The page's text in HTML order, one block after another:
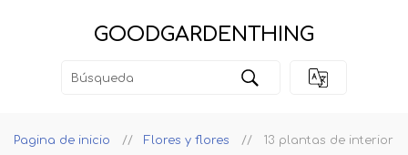
GOODGARDENTHING
Pagina de inicio Flores y flores 13 plantas de interior